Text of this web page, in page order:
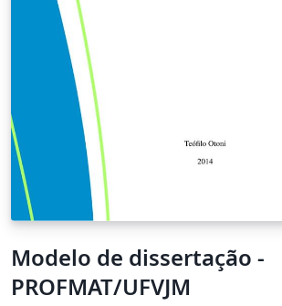
Modelo de dissertação -
PROFMAT/UFVJM